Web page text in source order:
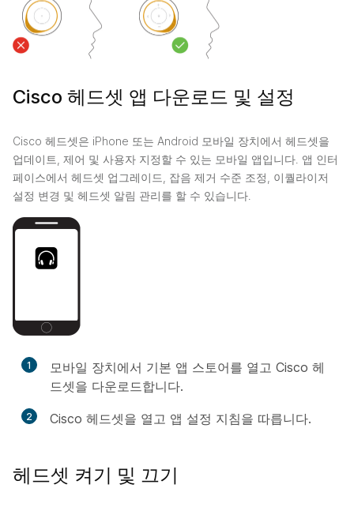
Cisco 헤드셋 앱 다운로드 및 설정
Cisco 헤드셋은 iPhone 또는 Android 모바일 장치에서 헤드셋을
업데이트, 제어 및 사용자 지정할 수 있는 모바일 앱입니다. 앱 인터
페이스에서 헤드셋 업그레이드, 잡음 제거 수준 조정, 이퀄라이저
설정 변경 및 헤드셋 알림 관리를 할 수 있습니다.
1
모바일 장치에서 기본 앱 스토어를 열고 Cisco 헤
드셋을 다운로드합니다.
2 Cisco 헤드셋을 열고 앱 설정 지침을 따릅니다.
헤드셋 켜기 및 끄기